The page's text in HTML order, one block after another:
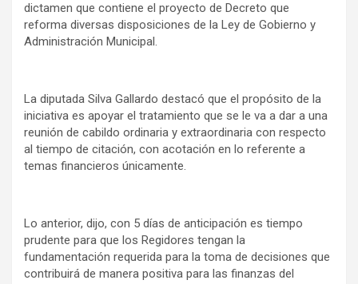
dictamen que contiene el proyecto de Decreto que
reforma diversas disposiciones de la Ley de Gobierno y
Administración Municipal.
La diputada Silva Gallardo destacó que el propósito de la
iniciativa es apoyar el tratamiento que se le va a dar a una
reunión de cabildo ordinaria y extraordinaria con respecto
al tiempo de citación, con acotación en lo referente a
temas financieros únicamente.
Lo anterior, dijo, con 5 días de anticipación es tiempo
prudente para que los Regidores tengan la
fundamentación requerida para la toma de decisiones que
contribuirá de manera positiva para las finanzas del